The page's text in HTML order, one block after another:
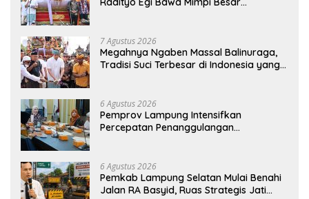
7 Agustus 2026
Megahnya Ngaben Massal Balinuraga,
Tradisi Suci Terbesar di Indonesia yang
6 Agustus 2026
Pemprov Lampung Intensifkan
Percepatan Penanggulangan
6 Agustus 2026
Pemkab Lampung Selatan Mulai Benahi
Jalan RA Basyid, Ruas Strategis Jati